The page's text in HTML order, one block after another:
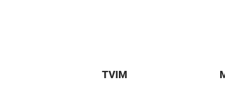
TVIM